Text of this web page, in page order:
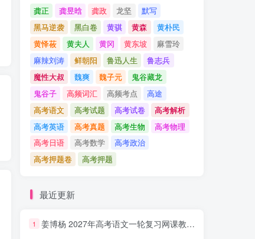
龚正 龚昱晗 龚政 龙坚
默写
黑马逆袭
黑白卷 黄骐 黄森
黄朴民
黄怿莜
黄夫人 黄冈 黄东坡
麻雪玲
麻辣刘涛
鲜朝阳 鲁迅人生
鲁志兵
魔性大叔
魏爽 魏子元
鬼谷藏龙
鬼谷子
高频词汇 高频考点
高途
高考语文
高考试题 高考试卷
高考解析
高考英语
高考真题 高考生物
高考物理
高考日语
高考数学
高考政治
高考押题卷
高考押题
最近更新
1 姜博杨 2027年高考语文一轮复习网课教程 高三语文 上学期暑假班视频教程 百度网盘下载